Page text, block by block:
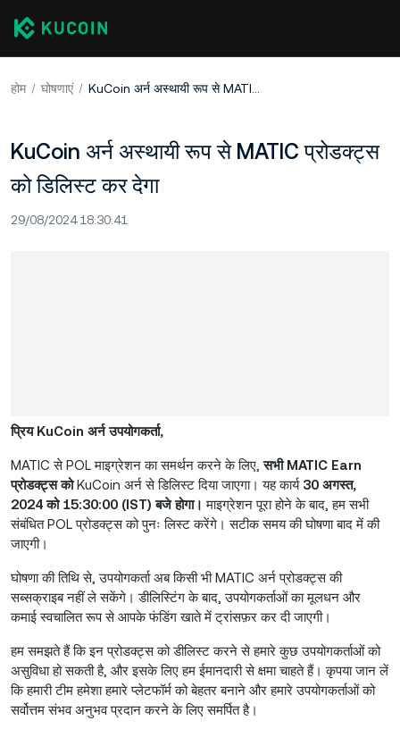
होम घोषणाएं KuCoin अर्न अस्थायी रूप से MATIC प्रोडक्ट्स को डिलिस्ट कर देगा
KuCoin अर्न अस्थायी रूप से MATIC प्रोडक्ट्स
को डिलिस्ट कर देगा
29/08/2024 18:30:41
प्रिय KuCoin अर्न उपयोगकर्ता,
MATIC से POL माइग्रेशन का समर्थन करने के लिए,सभी MATIC Earn
प्रोडक्ट्स कोKuCoin अर्न से डिलिस्ट दिया जाएगा। यह कार्य 30 अगस्त,
2024 को 15:30:00 (IST) बजे होगा। माइग्रेशन पूरा होने के बाद, हम सभी
संबंधित POL प्रोडक्ट्स को पुनः लिस्ट करेंगे। सटीक समय की घोषणा बाद में की
जाएगी।
घोषणा की तिथि से, उपयोगकर्ता अब किसी भी MATIC अर्न प्रोडक्ट्स की
सब्सक्राइब नहीं ले सकेंगे। डीलिस्टिंग के बाद, उपयोगकर्ताओं का मूलधन और
कमाई स्वचालित रूप से आपके फंडिंग खाते में ट्रांसफ़र कर दी जाएगी।
हम समझते हैं कि इन प्रोडक्ट्स को डीलिस्ट करने से हमारे कुछ उपयोगकर्ताओं को
असुविधा हो सकती है, और इसके लिए हम ईमानदारी से क्षमा चाहते हैं। कृपया जान लें
कि हमारी टीम हमेशा हमारे प्लेटफॉर्म को बेहतर बनाने और हमारे उपयोगकर्ताओं को
सर्वोत्तम संभव अनुभव प्रदान करने के लिए समर्पित है।